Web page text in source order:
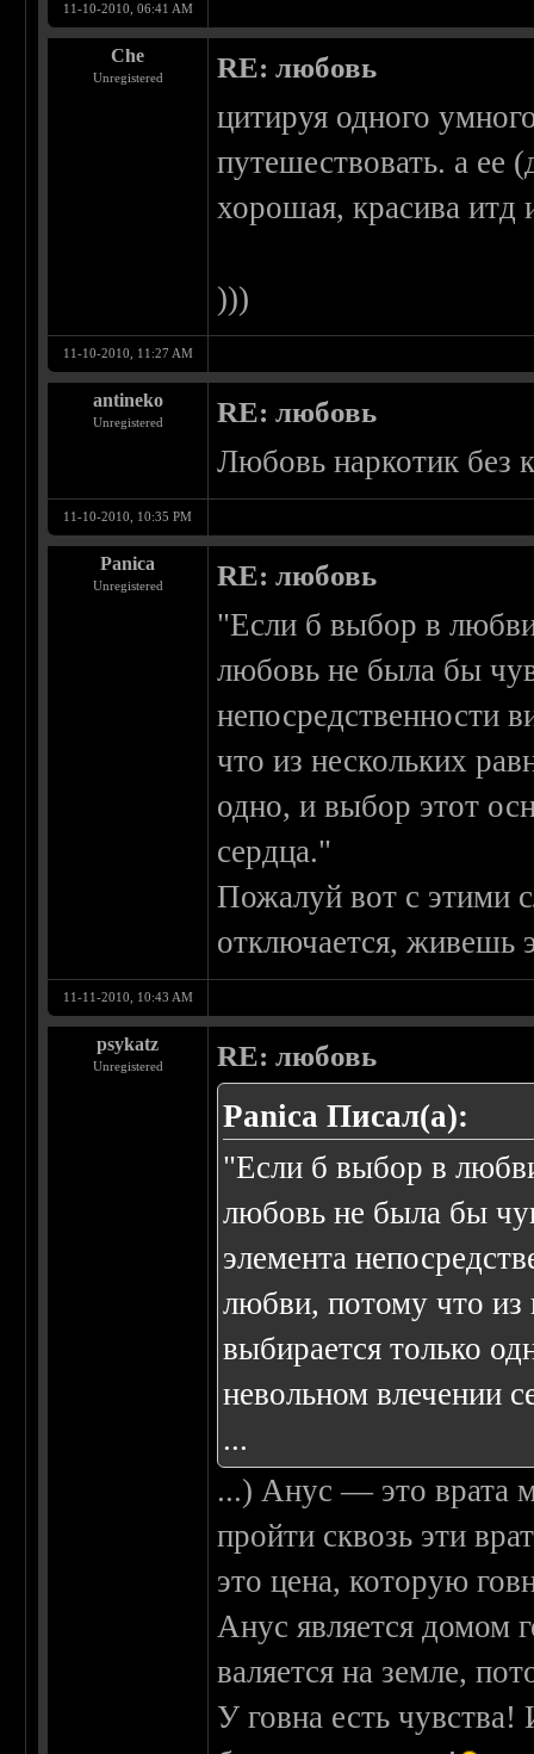
11-10-2010, 06:41 AM
Che
Unregistered RE: любовь
цитируя одного
путешествовать. а ее
хорошая, красива итд
)))
11-10-2010, 11:27 AM
antineko
Unregistered RE: любовь
Любовь наркотик без
11-10-2010, 10:35 PM
Panica
Unregistered RE: любовь
"Если б выбор в
любовь не была бы
непосредственности
что из нескольких
одно, и выбор этот
сердца."
Пожалуй вот с этими
отключается, живешь
11-11-2010, 10:43 AM
psykatz
Unregistered RE: любовь
Panica Писал(а):
"Если б выбор в
любовь не была бы
элемента
любви, потому что из
выбирается только
невольном влечении
...
...) Анус — это врата
пройти сквозь эти
это цена, которую
Анус является домом
валяется на земле,
У говна есть чувства!